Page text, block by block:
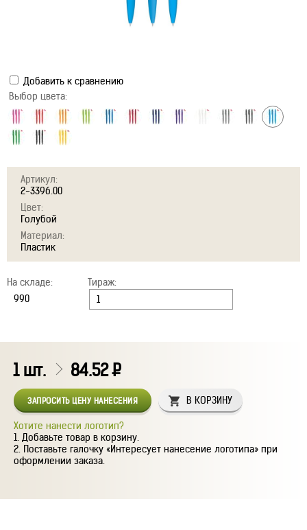
Добавить к сравнению
Выбор цвета:
Артикул:
2-3396.00
Цвет:
Голубой
Материал:
Пластик
На складе: Тираж:
1шт. 84.52Р
ЗАПРОСИТЬ ЦЕНУ НАНЕСЕНИЯ В КОРЗИНУ
Хотите нанести логотип?
Добавьте товар в корзину.
Поставьте галочку «Интересует нанесение логотипа» при
оформлении заказа.